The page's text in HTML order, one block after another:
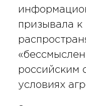
призывала к
российским
условиях